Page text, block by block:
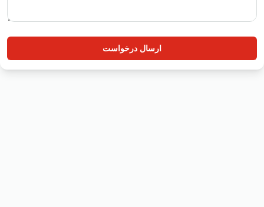
ارسال درخواست